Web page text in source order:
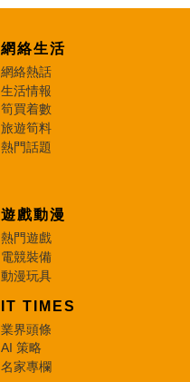
網絡生活
網絡熱話
生活情報
筍買着數
旅遊筍料
熱門話題
遊戲動漫
熱門遊戲
電競裝備
動漫玩具
IT TIMES
業界頭條
AI 策略
名家專欄